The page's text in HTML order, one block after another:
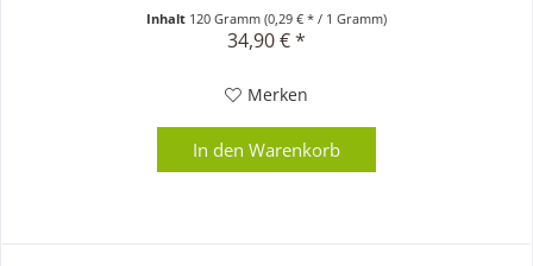
Inhalt 120 Gramm(0,29 € * / 1 Gramm)
34,90 € *
Merken
In den Warenkorb